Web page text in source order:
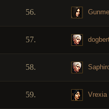
56.
57.
58.
59. Vrexia